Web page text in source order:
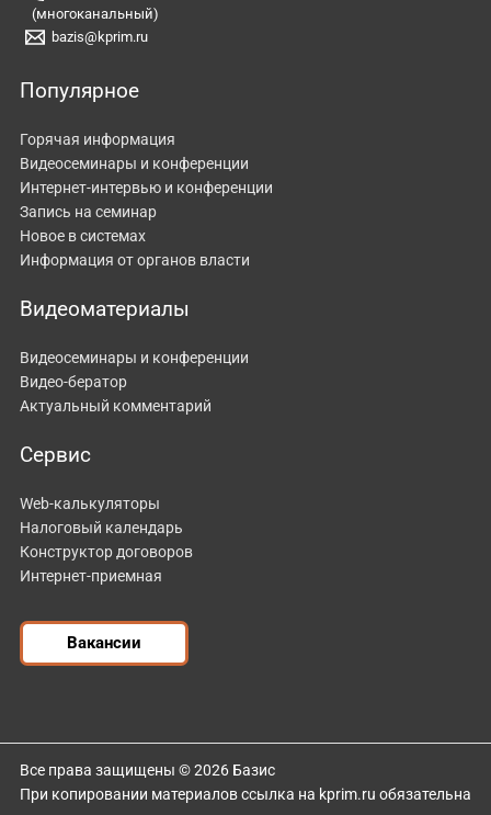
(многоканальный)
bazis@kprim.ru
Популярное
Горячая информация
Видеосеминары и конференции
Интернет-интервью и конференции
Запись на семинар
Новое в системах
Информация от органов власти
Видеоматериалы
Видеосеминары и конференции
Видео-бератор
Актуальный комментарий
Сервис
Web-калькуляторы
Налоговый календарь
Конструктор договоров
Интернет-приемная
Вакансии
Все права защищены © 2026 Базис
При копировании материалов ссылка на kprim.ru обязательна